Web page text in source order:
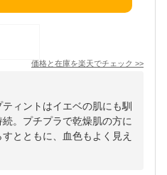
価格と在庫を楽天でチェック >>
ィントはイエベの肌にも馴
。プチプラで乾燥肌の方に
とともに、血色もよく見え